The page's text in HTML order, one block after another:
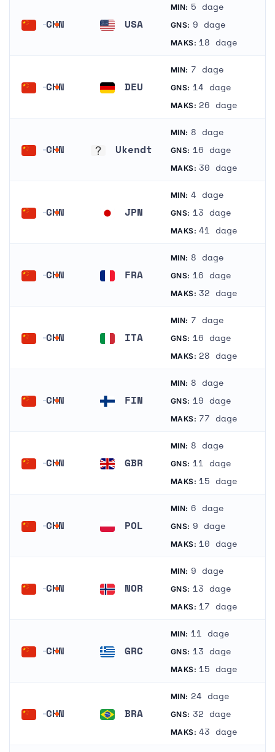
CHN USA
MIN: 5 dage
GNS: 9 dage
MAKS: 18 dage
CHN DEU
MIN: 7 dage
GNS: 14 dage
MAKS: 26 dage
CHN Ukendt
MIN: 8 dage
GNS: 16 dage
MAKS: 30 dage
CHN JPN
MIN: 4 dage
GNS: 13 dage
MAKS: 41 dage
CHN FRA
MIN: 8 dage
GNS: 16 dage
MAKS: 32 dage
CHN ITA
MIN: 7 dage
GNS: 16 dage
MAKS: 28 dage
CHN FIN
MIN: 8 dage
GNS: 19 dage
MAKS: 77 dage
CHN GBR
MIN: 8 dage
GNS: 11 dage
MAKS: 15 dage
CHN POL
MIN: 6 dage
GNS: 9 dage
MAKS: 10 dage
CHN NOR
MIN: 9 dage
GNS: 13 dage
MAKS: 17 dage
CHN GRC
MIN: 11 dage
GNS: 13 dage
MAKS: 15 dage
CHN BRA
MIN: 24 dage
GNS: 32 dage
MAKS: 43 dage